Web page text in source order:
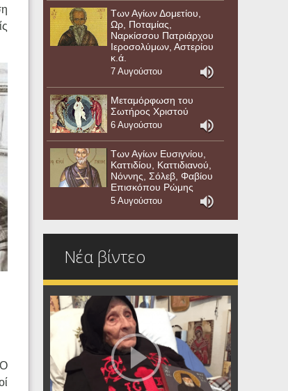
Ο
Των Αγίων Δομετίου,
Ωρ, Ποταμίας,
Ναρκίσσου Πατριάρχου
Ιεροσολύμων, Αστερίου
κ.ά.
7 Αυγούστου
Μεταμόρφωση του
Σωτήρος Χριστού
6 Αυγούστου
Των Αγίων Ευσιγνίου,
Καττιδίου, Καττιδιανού,
Νόννης, Σόλεβ, Φαβίου
Επισκόπου Ρώμης
5 Αυγούστου
Νέα βίντεο